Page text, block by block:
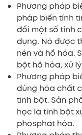
Phương pháp
pháp biến tính
đổi một số tính
dụng. Nó được
nén và hồ hóa.
bột hồ hóa, xử
Phương pháp
dùng hóa chất
tinh bột. Sản
học là tinh bột
phosphat hóa.